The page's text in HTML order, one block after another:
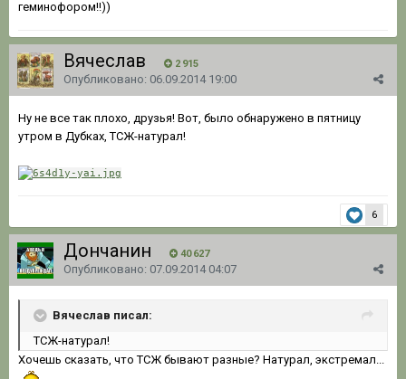
геминофором!!))
Вячеслав 2 915
Опубликовано: 06.09.2014 19:00
Ну не все так плохо, друзья! Вот, было обнаружено в пятницу
утром в Дубках, ТСЖ-натурал!
6
Дончанин 40 627
Опубликовано: 07.09.2014 04:07
Вячеслав писал:
ТСЖ-натурал!
Хочешь сказать, что ТСЖ бывают разные? Натурал, экстремал...